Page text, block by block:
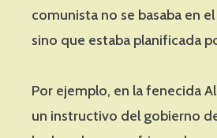
comunista no se basaba en
sino que estaba planificada
Por ejemplo, en la fenecida
un instructivo del gobierno